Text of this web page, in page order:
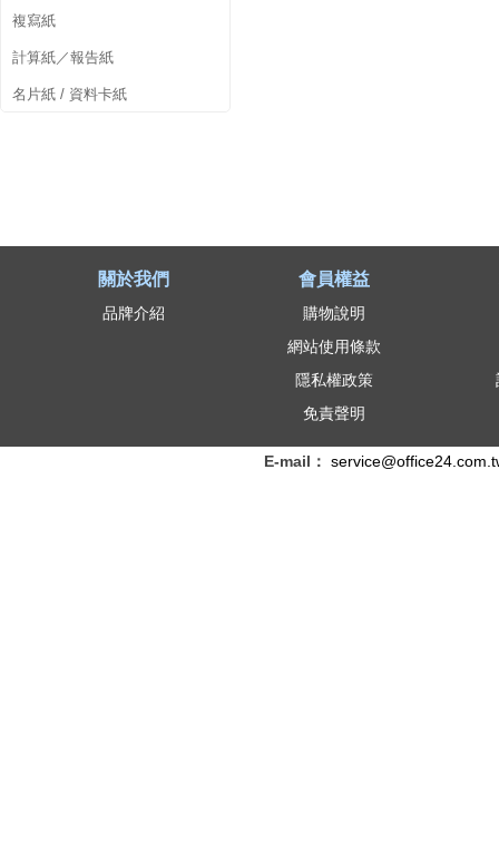
複寫紙
計算紙／報告紙
名片紙 / 資料卡紙
關於我們
品牌介紹
會員權益
購物說明
網站使用條款
隱私權政策
免責聲明
E-mail：